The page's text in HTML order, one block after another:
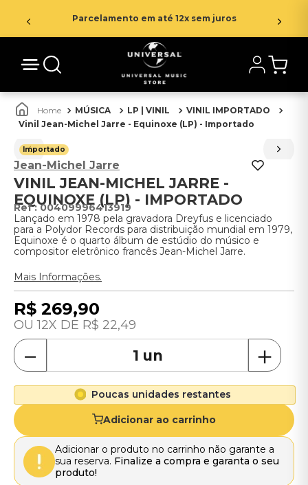
Parcelamento em até 12x sem juros
MÚSICA LP | VINIL
VINIL IMPORTADO
Vinil Jean-Michel Jarre - Equinoxe (LP) - Importado
Importado
Jean-Michel Jarre
VINIL JEAN-MICHEL JARRE -
EQUINOXE (LP) - IMPORTADO
:00409996413919
Lançado em 1978 pela gravadora Dreyfus e licenciado
para a Polydor Records para distribuição mundial em 1979,
Equinoxe é o quarto álbum de estúdio do músico e
compositor eletrônico francês Jean-Michel Jarre.
Mais Informações.
R$ 269,90
12 R$ 22,49
＋
－
Poucas unidades restantes
Adicionar ao carrinho
Adicionar o produto no carrinho não garante a
sua reserva. Finalize a compra e garanta o seu
produto!